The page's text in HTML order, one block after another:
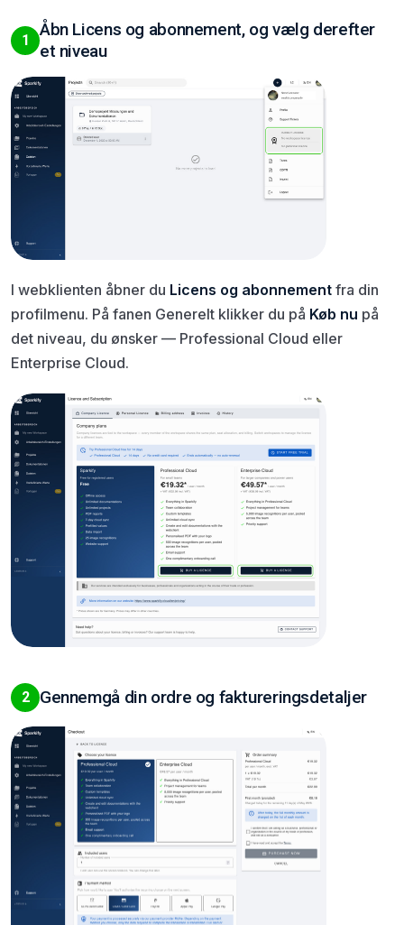
1
Åbn Licens og abonnement, og vælg derefter
et niveau
I webklienten åbner du Licens og abonnement fra din
profilmenu. På fanen Generelt klikker du på Køb nu på
det niveau, du ønsker — Professional Cloud eller
Enterprise Cloud.
2 Gennemgå din ordre og faktureringsdetaljer